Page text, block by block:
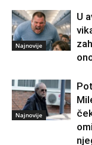
Najnovije
U
Najnovije